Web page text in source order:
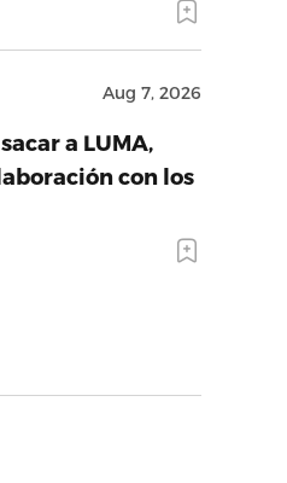
Aug 7, 2026
a LUMA,
con los